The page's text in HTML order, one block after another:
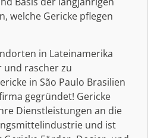
welche Gericke pflegen
in Lateinamerika
und rascher zu
in São Paulo Brasilien
gegründet! Gericke
Dienstleistungen an die
und ist